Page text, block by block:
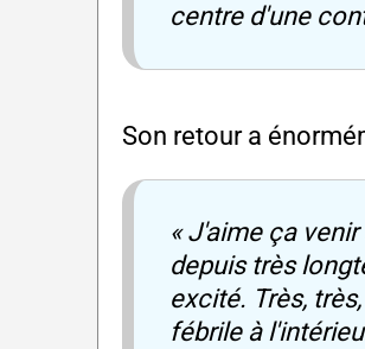
centre d'une
Son retour a
« J'aime ça
depuis très
excité. Très,
fébrile à